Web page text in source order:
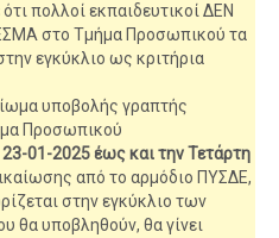
πολλοί εκπαιδευτικοί ΔΕΝ
στο Τμήμα Προσωπικού τα
εγκύκλιο ως κριτήρια
υποβολής γραπτής
Προσωπικού
23-01-2025 έως και την Τετάρτη
από το αρμόδιο ΠΥΣΔΕ,
στην εγκύκλιο των
θα υποβληθούν, θα γίνει